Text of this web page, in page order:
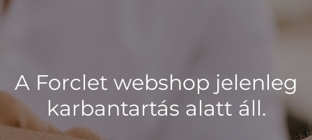
A Forclet webshop jelenleg
karbantartás alatt áll.